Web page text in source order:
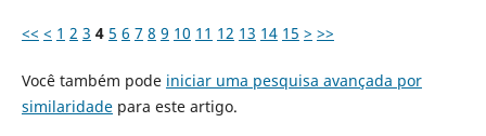
<< < 1 2 3 4 5 6 7 8 9 10 11 12 13 14 15 > >>
Você também pode iniciar uma pesquisa avançada por
similaridadepara este artigo.